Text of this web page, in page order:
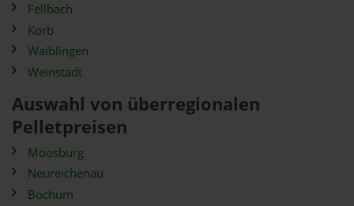
Fellbach
Korb
Waiblingen
Weinstadt
Auswahl von überregionalen
Pelletpreisen
Moosburg
Neureichenau
Bochum